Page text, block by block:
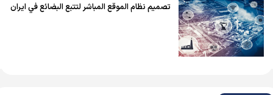
تصميم نظام الموقع المباشر لتتبع البضائع في ايران